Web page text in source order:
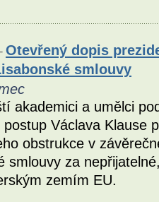
Otevřený dopis
smlouvy
akademici a umělci
Václava Klause
obstrukce v
smlouvy za
zemím EU.